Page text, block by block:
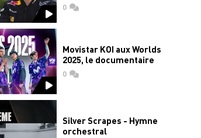
0commentaires
Movistar KOI aux Worlds
2025, le documentaire
0commentaires
Silver Scrapes - Hymne
orchestral